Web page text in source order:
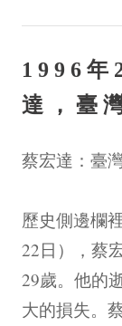
1996年
達，臺
蔡宏達：臺
歷史側邊欄
22日），蔡
29歲。他的
大的損失。